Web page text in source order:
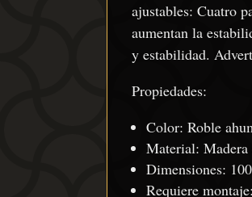
ajustables: Cuatro
aumentan la
y estabilidad.
Propiedades:
Color: Roble
Material: Madera
Dimensiones:
Requiere